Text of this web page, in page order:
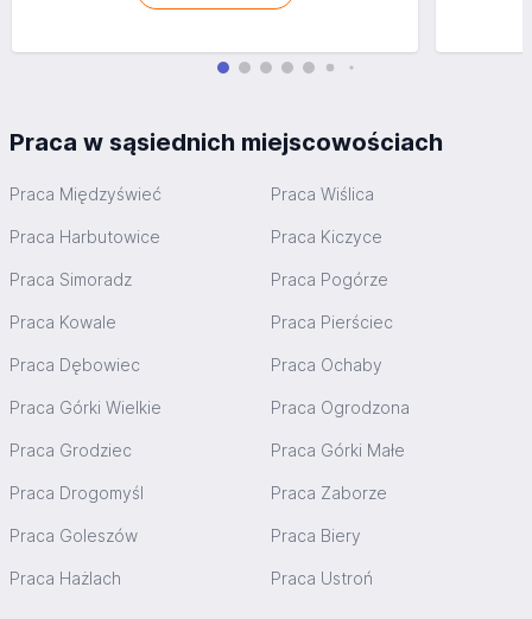
Praca w sąsiednich miejscowościach
Praca Międzyświeć Praca Wiślica
Praca Harbutowice Praca Kiczyce
Praca Simoradz Praca Pogórze
Praca Kowale Praca Pierściec
Praca Dębowiec Praca Ochaby
Praca Górki Wielkie Praca Ogrodzona
Praca Grodziec Praca Górki Małe
Praca Drogomyśl Praca Zaborze
Praca Goleszów Praca Biery
Praca Hażlach Praca Ustroń